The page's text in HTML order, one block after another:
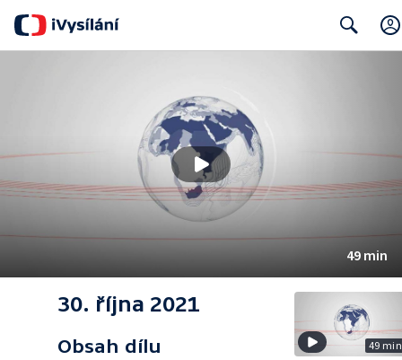
49 min
30. října 2021
Obsah dílu
49 min